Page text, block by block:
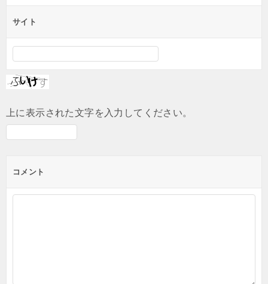
サイト
上に表示された文字を入力してください。
コメント